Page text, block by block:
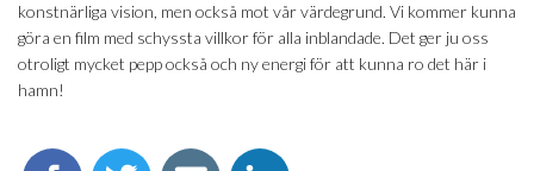
konstnärliga vision, men också mot vår värdegrund. Vi kommer kunna
göra en film med schyssta villkor för alla inblandade. Det ger ju oss
otroligt mycket pepp också och ny energi för att kunna ro det här i
hamn!